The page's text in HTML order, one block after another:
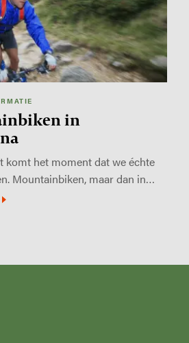
in
komt het moment dat we échte
Mountainbiken, maar dan in…